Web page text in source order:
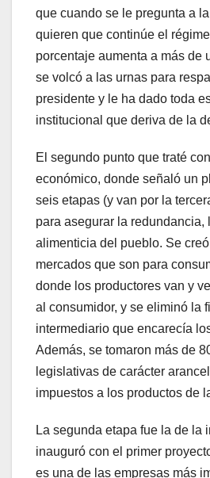
que cuando se le pregunta a
quieren que continúe el
porcentaje aumenta a más de
se volcó a las urnas para
presidente y le ha dado toda
institucional que deriva de la
El segundo punto que traté
económico, donde señaló un
seis etapas (y van por la
para asegurar la redundancia,
alimenticia del pueblo. Se
mercados que son para
donde los productores van y
al consumidor, y se eliminó la
intermediario que encarecía
Además, se tomaron más de
legislativas de carácter
impuestos a los productos de
La segunda etapa fue la de la
inauguró con el primer
es una de las empresas más